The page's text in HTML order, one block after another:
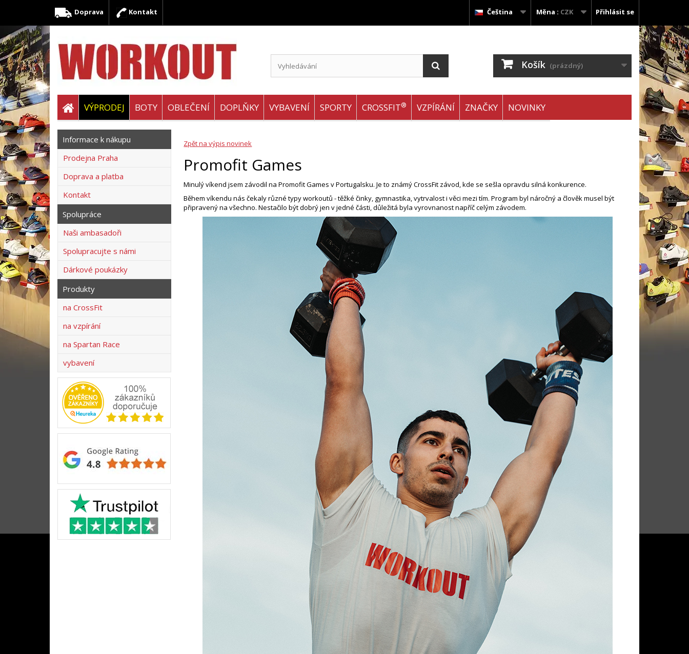
Přihlásit se
Měna : CZK
Čeština
Doprava Kontakt
Košík (prázdný)
VÝPRODEJ BOTY OBLEČENÍ DOPLŇKY VYBAVENÍ SPORTY CROSSFIT® VZPÍRÁNÍ ZNAČKY NOVINKY
Informace k nákupu
Prodejna Praha
Doprava a platba
Kontakt
Spolupráce
Naši ambasadoři
Spolupracujte s námi
Dárkové poukázky
Produkty
na CrossFit
na vzpírání
na Spartan Race
vybavení
Zpět na výpis novinek
Promofit Games
Minulý víkend jsem závodil na Promofit Games v Portugalsku. Je to známý CrossFit závod, kde se sešla opravdu silná konkurence.
Během víkendu nás čekaly různé typy workoutů - těžké činky, gymnastika, vytrvalost i věci mezi tím. Program byl náročný a člověk musel být
připravený na všechno. Nestačilo být dobrý jen v jedné části, důležitá byla vyrovnanost napříč celým závodem.